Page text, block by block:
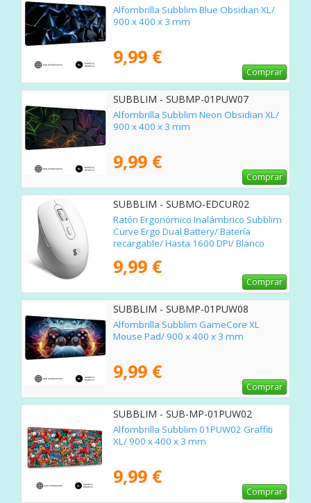
Alfombrilla Subblim Blue Obsidian XL/
900 x 400 x 3 mm
9,99 €
Comprar
SUBBLIM - SUBMP-01PUW07
Alfombrilla Subblim Neon Obsidian XL/
900 x 400 x 3 mm
9,99 €
Comprar
SUBBLIM - SUBMO-EDCUR02
Ratón Ergonómico Inalámbrico Subblim
Curve Ergo Dual Battery/ Batería
recargable/ Hasta 1600 DPI/ Blanco
9,99 €
Comprar
SUBBLIM - SUBMP-01PUW08
Alfombrilla Subblim GameCore XL
Mouse Pad/ 900 x 400 x 3 mm
9,99 €
Comprar
SUBBLIM - SUB-MP-01PUW02
Alfombrilla Subblim 01PUW02 Graffiti
XL/ 900 x 400 x 3 mm
9,99 €
Comprar